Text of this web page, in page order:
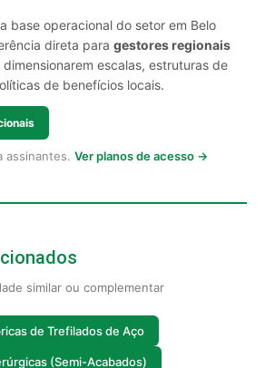
base operacional do setor em Belo
direta para gestores regionais
dimensionarem escalas, estruturas de
de benefícios locais.
assinantes. Ver planos de acesso →
similar ou complementar
de Trefilados de Aço
(Semi-Acabados)